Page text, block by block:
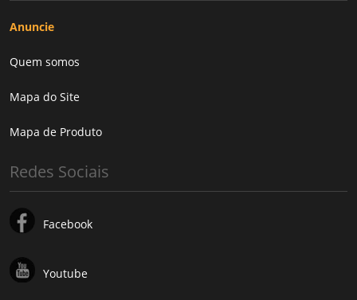
Anuncie
Quem somos
Mapa do Site
Mapa de Produto
Redes Sociais
Facebook
Youtube